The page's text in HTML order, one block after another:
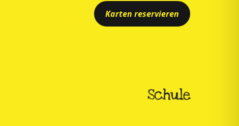
Karten reservieren
Schule